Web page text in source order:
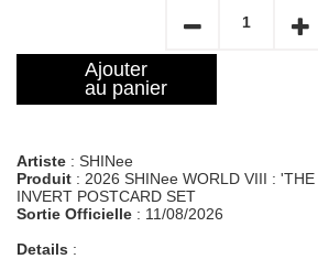
Ajouter
au panier
Artiste : SHINee
Produit : 2026 SHINee WORLD VIII :
INVERT POSTCARD SET
Sortie Officielle : 11/08/2026
Details :